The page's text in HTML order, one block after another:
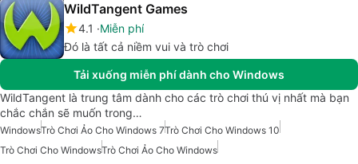
WildTangent Games
4.1
Miễn phí
Đó là tất cả niềm vui và trò chơi
Tải xuống miễn phí dành cho Windows
WildTangent là trung tâm dành cho các trò chơi thú vị nhất mà bạn
chắc chắn sẽ muốn trong…
WindowsTrò Chơi Ảo Cho Windows 7Trò Chơi Cho Windows 10
Trò Chơi Cho WindowsTrò Chơi Ảo Cho Windows